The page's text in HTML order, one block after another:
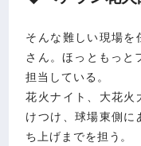
そんな難しい現場を
さん。ほっともっと
担当している。
花火ナイト、大花火
けつけ、球場東側に
ち上げまでを担う。